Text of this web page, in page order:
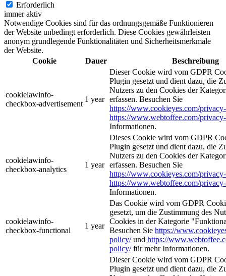
Erforderlich
immer aktiv
Notwendige Cookies sind für das ordnungsgemäße Funktionieren
der Website unbedingt erforderlich. Diese Cookies gewährleisten
anonym grundlegende Funktionalitäten und Sicherheitsmerkmale
der Website.
Cookie
Dauer Beschreibung
cookielawinfo-
checkbox-advertisement
1 year
Dieser Cookie wird vom GDPR
Plugin gesetzt und dient dazu, die
Nutzers zu den Cookies der
erfassen. Besuchen Sie
https://www.cookieyes.com/
https://www.webtoffee.com/
Informationen.
cookielawinfo-
checkbox-analytics
1 year
Dieses Cookie wird vom GDPR
Plugin gesetzt und dient dazu, die
Nutzers zu den Cookies der
erfassen. Besuchen Sie
https://www.cookieyes.com/
https://www.webtoffee.com/
Informationen.
cookielawinfo-
checkbox-functional
1 year
Das Cookie wird vom GDPR
gesetzt, um die Zustimmung des
Cookies in der Kategorie
Besuchen Sie https://
policy/und https://
policy/für mehr Informationen.
Dieser Cookie wird vom GDPR
Plugin gesetzt und dient dazu, die